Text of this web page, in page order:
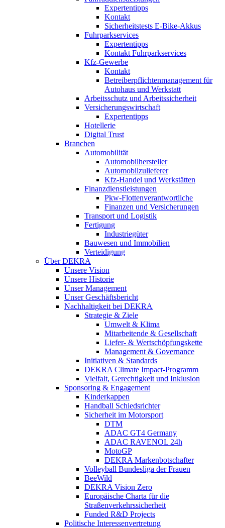
Expertentipps
Kontakt
Sicherheitstests E-Bike-Akkus
Fuhrparkservices
Expertentipps
Kontakt Fuhrparkservices
Kfz-Gewerbe
Kontakt
Betreiberpflichtenmanagement für
Autohaus und Werkstatt
Arbeitsschutz und Arbeitssicherheit
Versicherungswirtschaft
Expertentipps
Hotellerie
Digital Trust
Branchen
Automobilität
Automobilhersteller
Automobilzulieferer
Kfz-Handel und Werkstätten
Finanzdienstleistungen
Pkw‑Flottenverantwortliche
Finanzen und Versicherungen
Transport und Logistik
Fertigung
Industriegüter
Bauwesen und Immobilien
Verteidigung
Über DEKRA
Unsere Vision
Unsere Historie
Unser Management
Unser Geschäftsbericht
Nachhaltigkeit bei DEKRA
Strategie & Ziele
Umwelt & Klima
Mitarbeitende & Gesellschaft
Liefer- & Wertschöpfungskette
Management & Governance
Initiativen & Standards
DEKRA Climate Impact-Programm
Vielfalt, Gerechtigkeit und Inklusion​
Sponsoring & Engagement
Kinderkappen
Handball Schiedsrichter
Sicherheit im Motorsport
DTM
ADAC GT4 Germany
ADAC RAVENOL 24h
MotoGP
DEKRA Markenbotschafter
Volleyball Bundesliga der Frauen
BeeWild
DEKRA Vision Zero
Europäische Charta für die
Straßenverkehrssicherheit
Funded R&D Projects
Politische Interessenvertretung